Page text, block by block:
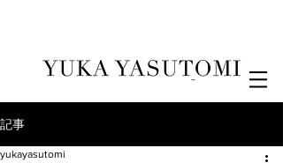
Illustration & Design
記事
yukayasutomi